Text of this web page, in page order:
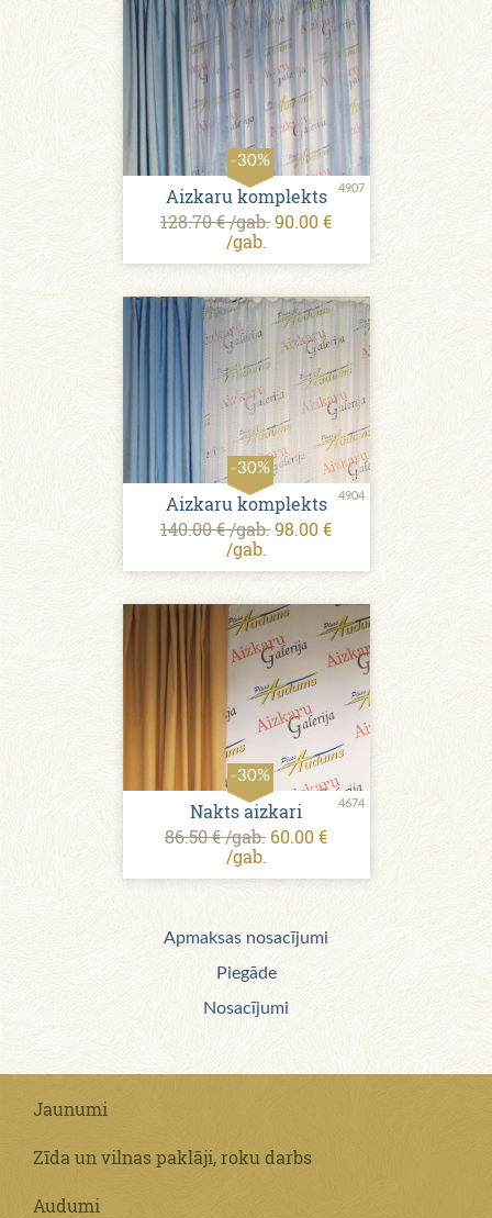
-30%
4907
Aizkaru komplekts
128.70 € /gab.90.00 €
/gab.
-30%
4904
Aizkaru komplekts
140.00 € /gab.98.00 €
/gab.
-30%
4674
Nakts aizkari
86.50 € /gab. 60.00 €
/gab.
Apmaksas nosacījumi
Piegāde
Nosacījumi
Jaunumi
Zīda un vilnas paklāji, roku darbs
Audumi